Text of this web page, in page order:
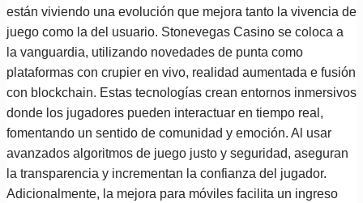
están viviendo una evolución que mejora tanto la vivencia de
juego como la del usuario. Stonevegas Casino se coloca a
la vanguardia, utilizando novedades de punta como
plataformas con crupier en vivo, realidad aumentada e fusión
con blockchain. Estas tecnologías crean entornos inmersivos
donde los jugadores pueden interactuar en tiempo real,
fomentando un sentido de comunidad y emoción. Al usar
avanzados algoritmos de juego justo y seguridad, aseguran
la transparencia y incrementan la confianza del jugador.
Adicionalmente, la mejora para móviles facilita un ingreso